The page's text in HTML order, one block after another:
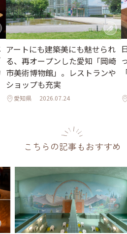
アートにも建築美にも魅せられ
る、再オープンした愛知「岡崎
市美術博物館」。レストランや
ショップも充実
愛知県 2026.07.24
こちらの記事もおすすめ